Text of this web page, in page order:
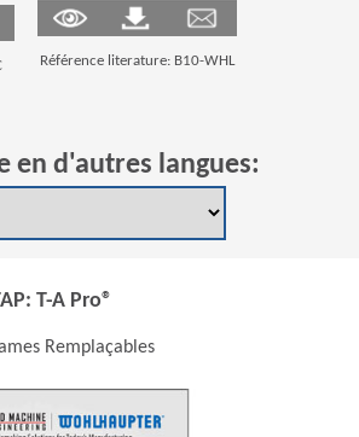
(Opens in a new window)
Référence literature: B10-WHL
en d'autres langues:
T-A Pro®
Remplaçables